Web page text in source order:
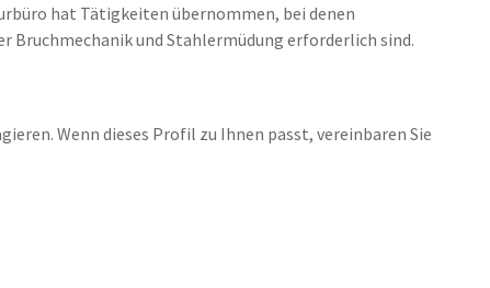
hat Tätigkeiten übernommen, bei denen
und Stahlermüdung erforderlich sind.
Wenn dieses Profil zu Ihnen passt, vereinbaren Sie